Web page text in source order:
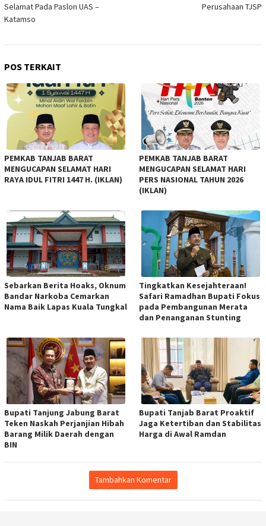
Selamat Pada Paslon UAS –
Katamso
Perusahaan TJSP
POS TERKAIT
PEMKAB TANJAB BARAT
MENGUCAPAN SELAMAT HARI
RAYA IDUL FITRI 1447 H. (IKLAN)
PEMKAB TANJAB BARAT
MENGUCAPAN SELAMAT HARI
PERS NASIONAL TAHUN 2026
(IKLAN)
Sebarkan Berita Hoaks, Oknum
Bandar Narkoba Cemarkan
Nama Baik Lapas Kuala Tungkal
Tingkatkan Kesejahteraan!
Safari Ramadhan Bupati Fokus
pada Pembangunan Merata
dan Penanganan Stunting
Bupati Tanjung Jabung Barat
Teken Naskah Perjanjian Hibah
Barang Milik Daerah dengan
BIN
Bupati Tanjab Barat Proaktif
Jaga Ketertiban dan Stabilitas
Harga di Awal Ramdan
Tambahkan Komentar